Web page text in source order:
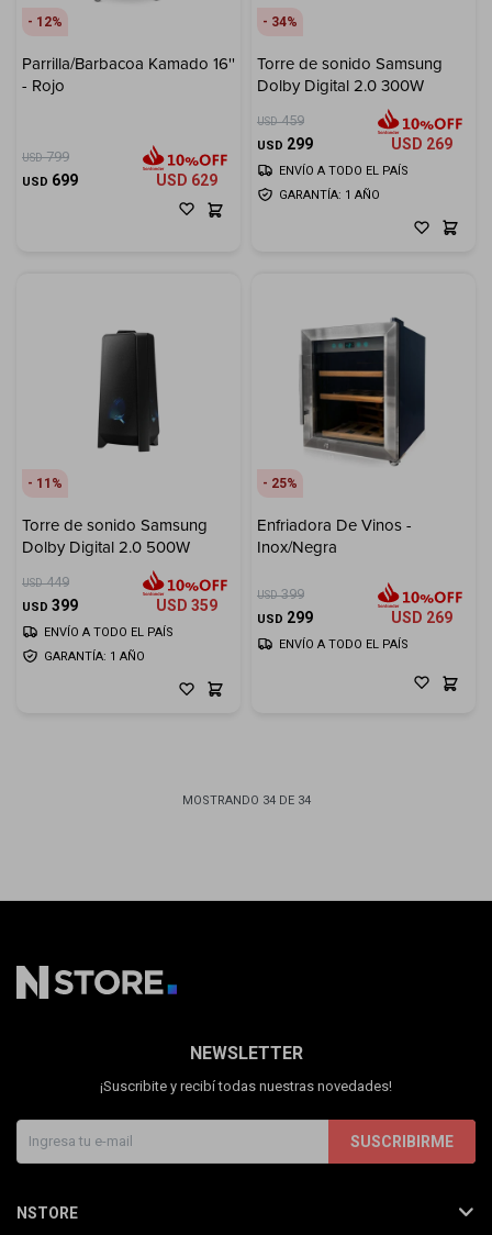
12
Parrilla/Barbacoa Kamado 16''
- Rojo
USD 799
USD 699 USD 629
34
Torre de sonido Samsung
Dolby Digital 2.0 300W
USD 459
USD 299 USD 269
GARANTÍA: 1 AÑO
ENVÍO A TODO EL PAÍS
11
Torre de sonido Samsung
Dolby Digital 2.0 500W
USD 449
USD 399 USD 359
GARANTÍA: 1 AÑO
ENVÍO A TODO EL PAÍS
25
Enfriadora De Vinos -
Inox/Negra
USD 399
USD 299 USD 269
ENVÍO A TODO EL PAÍS
MOSTRANDO 34DE 34
NEWSLETTER
¡Suscribite y recibí todas nuestras novedades!
SUSCRIBIRME
NSTORE